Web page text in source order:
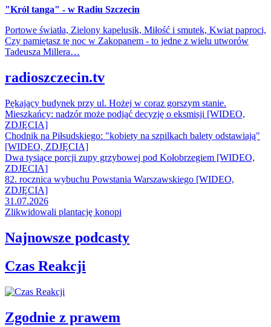
"Król tanga" - w Radiu Szczecin
Portowe światła, Zielony kapelusik, Miłość i smutek, Kwiat paproci,
Czy pamiętasz tę noc w Zakopanem - to jedne z wielu utworów
Tadeusza Millera…
radioszczecin.tv
Pękający budynek przy ul. Hożej w coraz gorszym stanie.
Mieszkańcy: nadzór może podjąć decyzję o eksmisji [WIDEO,
ZDJĘCIA]
Chodnik na Piłsudskiego: "kobiety na szpilkach balety odstawiają"
[WIDEO, ZDJĘCIA]
Dwa tysiące porcji zupy grzybowej pod Kołobrzegiem [WIDEO,
ZDJECIA]
82. rocznica wybuchu Powstania Warszawskiego [WIDEO,
ZDJĘCIA]
31.07.2026
Zlikwidowali plantację konopi
Najnowsze podcasty
Czas Reakcji
Zgodnie z prawem